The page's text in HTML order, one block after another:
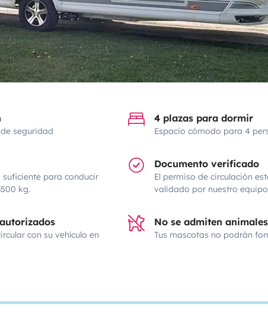
seguridad
4 plazas para dormir
Espacio cómodo para 4
suficiente para conducir
kg.
Documento verificado
El permiso de circulación
validado por nuestro equipo
con su vehículo en
No se admiten animales
Tus mascotas no podrán